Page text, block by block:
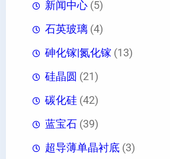
新闻中心 (5)
石英玻璃 (4)
砷化镓|氮化镓 (13)
硅晶圆 (21)
碳化硅 (42)
蓝宝石 (39)
超导薄单晶衬底 (3)